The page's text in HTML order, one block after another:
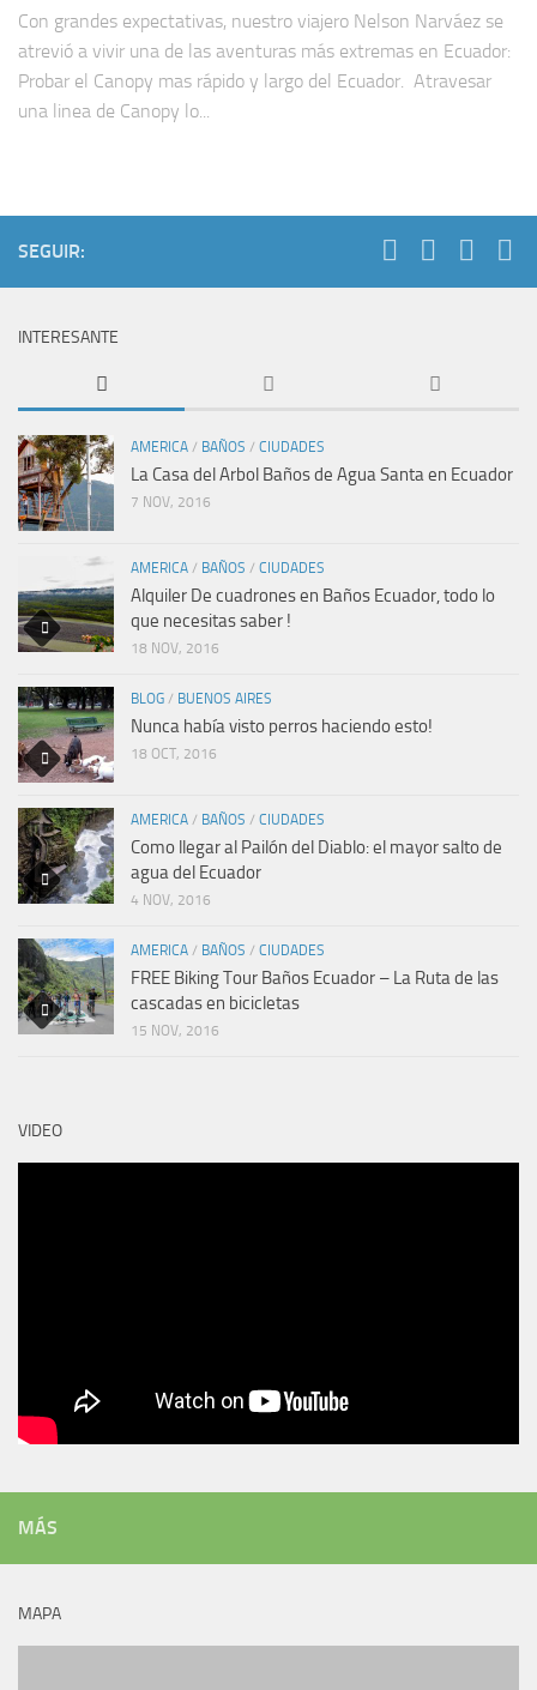
Con grandes expectativas, nuestro viajero Nelson Narváez se
atrevió a vivir una de las aventuras más extremas en Ecuador:
Probar el Canopy mas rápido y largo del Ecuador. Atravesar
una linea de Canopy lo...
SEGUIR:
INTERESANTE
AMERICA / BAÑOS / CIUDADES
La Casa del Arbol Baños de Agua Santa en Ecuador
7 NOV, 2016
AMERICA / BAÑOS / CIUDADES
Alquiler De cuadrones en Baños Ecuador, todo lo
que necesitas saber !
18 NOV, 2016
BLOG / BUENOS AIRES
Nunca había visto perros haciendo esto!
18 OCT, 2016
AMERICA / BAÑOS / CIUDADES
Como llegar al Pailón del Diablo: el mayor salto de
agua del Ecuador
4 NOV, 2016
AMERICA / BAÑOS / CIUDADES
FREE Biking Tour Baños Ecuador – La Ruta de las
cascadas en bicicletas
15 NOV, 2016
VIDEO
MÁS
MAPA